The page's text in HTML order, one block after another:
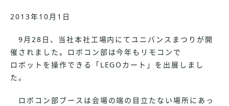
2013年10月1日
9月28日、当社本社工場内にてユニバンスまつりが開
催されました。ロボコン部は今年もリモコンで
ロボットを操作できる「LEGOカート」を出展しまし
た。
ロボコン部ブースは会場の端の目立たない場所にあっ